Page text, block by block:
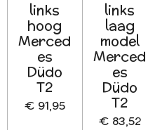
links
hoog
Merced
es
Düdo
T2
€ 91,95
links
laag
model
Merced
es
Düdo
T2
€ 83,52